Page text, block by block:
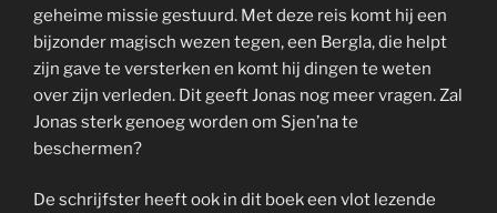
geheime missie gestuurd. Met deze reis komt hij een
bijzonder magisch wezen tegen, een Bergla, die helpt
zijn gave te versterken en komt hij dingen te weten
over zijn verleden. Dit geeft Jonas nog meer vragen. Zal
Jonas sterk genoeg worden om Sjen’na te
beschermen?
De schrijfster heeft ook in dit boek een vlot lezende